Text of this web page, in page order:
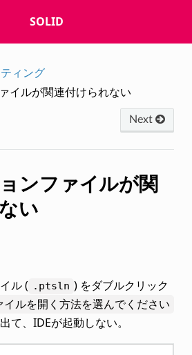
SOLID
ィング
イルが関連付けられない
Next
ンファイルが関
い
ル ( .ptsln ) をダブルクリック
イルを開く方法を選んでください
て、IDEが起動しない。